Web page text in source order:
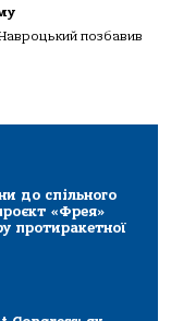
позбавив
до спільного
«Фрея»
протиракетної